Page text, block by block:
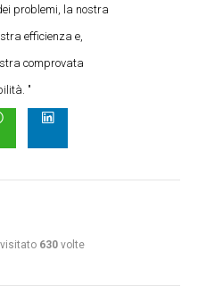
problemi, la nostra
efficienza e,
comprovata
"
630 volte